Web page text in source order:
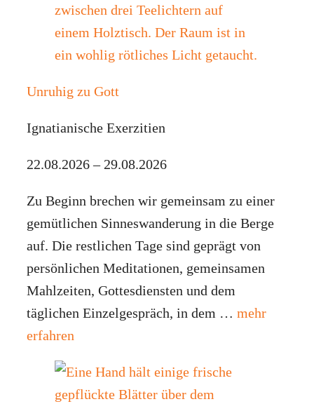
Unruhig zu Gott
Ignatianische Exerzitien
22.08.2026 – 29.08.2026
Zu Beginn brechen wir gemeinsam zu einer
gemütlichen Sinneswanderung in die Berge
auf. Die restlichen Tage sind geprägt von
persönlichen Meditationen, gemeinsamen
Mahlzeiten, Gottesdiensten und dem
täglichen Einzelgespräch, in dem … mehr
erfahren